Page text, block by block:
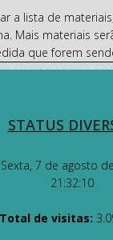
a lista de
Mais materiais
que forem
STATUS
Sexta, 7 de agosto
21:32:11
Total de visitas: